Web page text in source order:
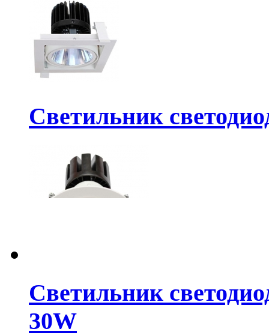
Светильник
Светильник
30W